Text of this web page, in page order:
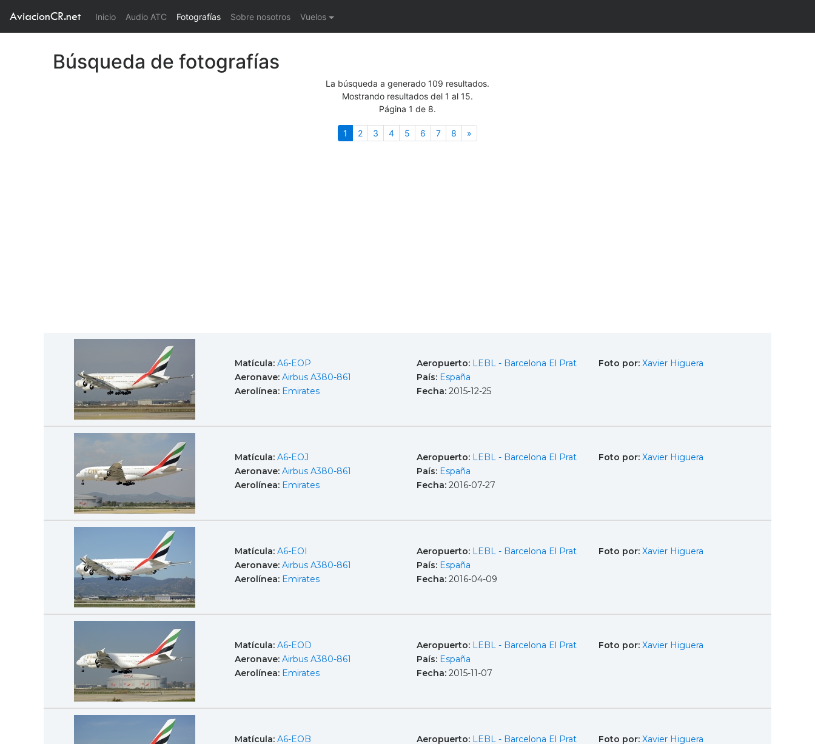
AviacionCR.net Inicio(current)
Audio ATC Fotografías Sobre nosotros Vuelos
Búsqueda de fotografías
La búsqueda a generado 109 resultados.
Mostrando resultados del 1 al 15.
Página 1 de 8.
1 (actual)
2 3 4 5 6 7 8 »
Matícula: A6-EOP
Aeronave: Airbus A380-861
Aerolínea: Emirates
Aeropuerto: LEBL - Barcelona El Prat
País: España
Fecha: 2015-12-25
Foto por: Xavier Higuera
Matícula: A6-EOJ
Aeronave: Airbus A380-861
Aerolínea: Emirates
Aeropuerto: LEBL - Barcelona El Prat
País: España
Fecha: 2016-07-27
Foto por: Xavier Higuera
Matícula: A6-EOI
Aeronave: Airbus A380-861
Aerolínea: Emirates
Aeropuerto: LEBL - Barcelona El Prat
País: España
Fecha: 2016-04-09
Foto por: Xavier Higuera
Matícula: A6-EOD
Aeronave: Airbus A380-861
Aerolínea: Emirates
Aeropuerto: LEBL - Barcelona El Prat
País: España
Fecha: 2015-11-07
Foto por: Xavier Higuera
Matícula: A6-EOB
Aeropuerto: LEBL - Barcelona El Prat
Foto por: Xavier Higuera